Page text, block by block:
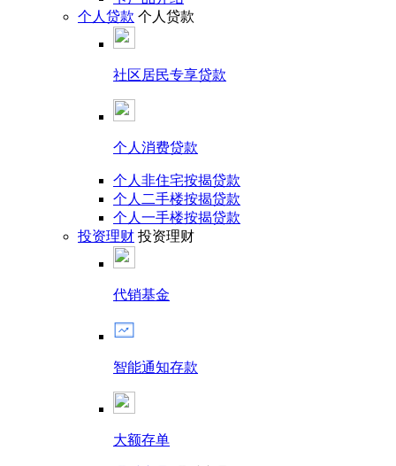
个人贷款 个人贷款
社区居民专享贷款
个人消费贷款
个人非住宅按揭贷款
个人二手楼按揭贷款
个人一手楼按揭贷款
投资理财 投资理财
代销基金
智能通知存款
大额存单